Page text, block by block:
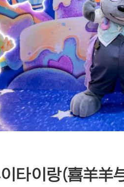
타이랑(喜羊